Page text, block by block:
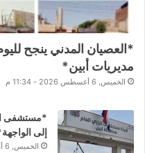
*العصيان المدني ينجح
مديريات أبين*
الخميس, 6 أغسطس 2026 - 11:34 م
*مستشفى
إلى
الخميس, 6 أغسطس 2026 - 11:30 م